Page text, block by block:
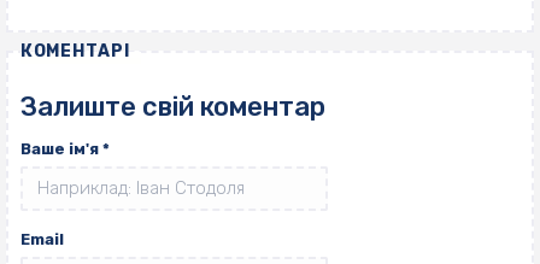
КОМЕНТАРІ
Залиште свій коментар
Ваше ім'я *
Email